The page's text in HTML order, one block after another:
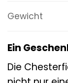
Gewicht
Ein
Die